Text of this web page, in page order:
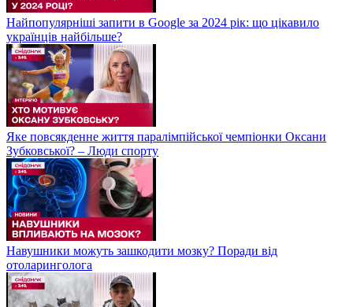
Найпопулярніші запити в Google за 2024 рік: що цікавило
українців найбільше?
Яке повсякденне життя паралімпійської чемпіонки Оксани
Зубковської? – Люди спорту
Навушники можуть зашкодити мозку? Поради від
отоларинголога